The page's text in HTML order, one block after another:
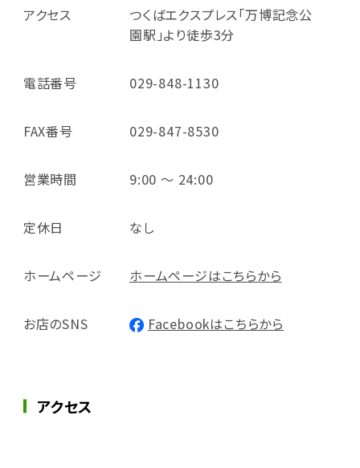
アクセス
つくばエクスプレス「万博記念公
園駅」より徒歩3分
電話番号 029-848-1130
FAX番号 029-847-8530
営業時間 9:00 ～ 24:00
定休日 なし
ホームページ ホームページはこちらから
お店のSNS Facebookはこちらから
アクセス